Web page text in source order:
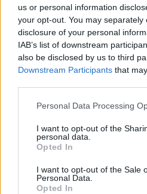
us or personal information
your opt-out. You may
disclosure of your personal
IAB’s list of downstream
also be disclosed by us to third
Downstream Participants that
Personal Data Processing
I want to opt-out of the
personal data.
Opted In
I want to opt-out of the Sale
Personal Data.
Opted In
Születésnapi
hétvégén a
Fővárosi
ÉLŐ BOLYGÓNK
a legjobb
SZEMLE